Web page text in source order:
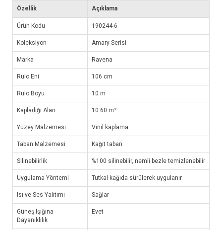
Özellik Açıklama
Ürün Kodu 190244-6
Koleksiyon Amary Serisi
Marka Ravena
Rulo Eni 106 cm
Rulo Boyu 10 m
Kapladığı Alan 10.60 m²
Yüzey Malzemesi Vinil kaplama
Taban Malzemesi Kağıt taban
Silinebilirlik %100 silinebilir, nemli bezle temizlenebilir
Uygulama Yöntemi Tutkal kağıda sürülerek uygulanır
Isı ve Ses Yalıtımı Sağlar
Güneş Işığına
Dayanıklılık
Evet